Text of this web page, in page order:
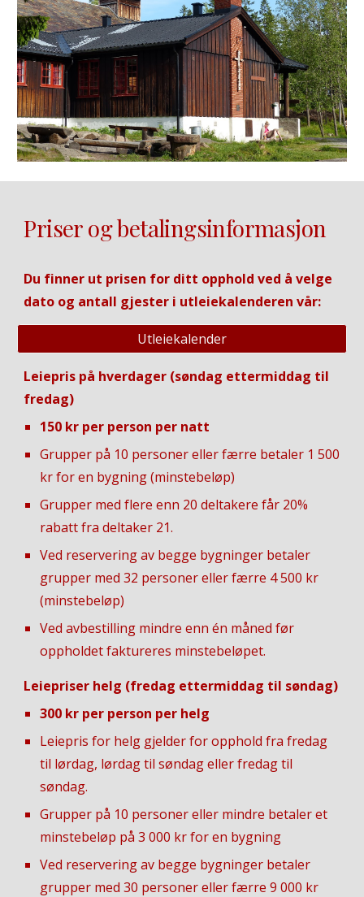
Priser og betalingsinformasjon
Du finner ut prisen for ditt opphold ved å velge
dato og antall gjester i utleiekalenderen vår:
Utleiekalender
Leiepris på hverdager (søndag ettermiddag til
fredag)
150 kr per person per natt
Grupper på 10 personer eller færre betaler 1 500
kr for en bygning (minstebeløp)
Grupper med flere enn 20 deltakere får 20%
rabatt fra deltaker 21.
Ved reservering av begge bygninger betaler
grupper med 32 personer eller færre 4 500 kr
(minstebeløp)
Ved avbestilling mindre enn én måned før
oppholdet faktureres minstebeløpet.
Leiepriser helg (fredag ettermiddag til søndag)
300 kr per person per helg
Leiepris for helg gjelder for opphold fra fredag
til lørdag, lørdag til søndag eller fredag til
søndag.
Grupper på 10 personer eller mindre betaler et
minstebeløp på 3 000 kr for en bygning
Ved reservering av begge bygninger betaler
grupper med 30 personer eller færre 9 000 kr